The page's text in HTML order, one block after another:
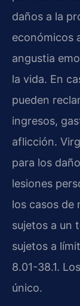
daños a la
económicos
angustia
la vida. En
pueden
ingresos,
aflicción.
para los
lesiones
los casos de
sujetos a un
sujetos a
8.01-38.1.
único.